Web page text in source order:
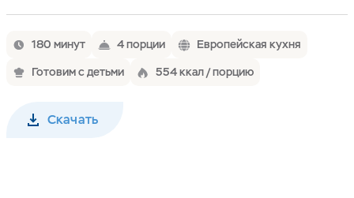
180 минут 4 порции
Европейская кухня
Готовим с детьми
554 ккал / порцию
Скачать